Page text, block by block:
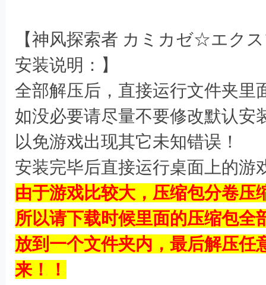
【神风探索者 カミカゼ☆エク
安装说明：】
全部解压后，直接运行文件夹里
如没必要请尽量不要修改默认安
以免游戏出现其它未知错误！
安装完毕后直接运行桌面上的游
由于游戏比较大，压缩包分卷压
所以请下载时候里面的压缩包全
放到一个文件夹内，最后解压任
来！！